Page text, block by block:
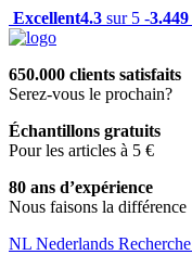
Excellent4.3 sur 5 -3.449
650.000 clients satisfaits
Serez-vous le prochain?
Échantillons gratuits
Pour les articles à 5 €
80 ans d’expérience
Nous faisons la différence
NL Nederlands Recherche